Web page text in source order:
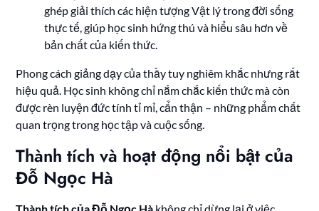
ghép giải thích các hiện tượng Vật lý trong đời sống
thực tế, giúp học sinh hứng thú và hiểu sâu hơn về
bản chất của kiến thức.
Phong cách giảng dạy của thầy tuy nghiêm khắc nhưng rất
hiệu quả. Học sinh không chỉ nắm chắc kiến thức mà còn
được rèn luyện đức tính tỉ mỉ, cẩn thận – những phẩm chất
quan trọng trong học tập và cuộc sống.
Thành tích và hoạt động nổi bật của
Đỗ Ngọc Hà